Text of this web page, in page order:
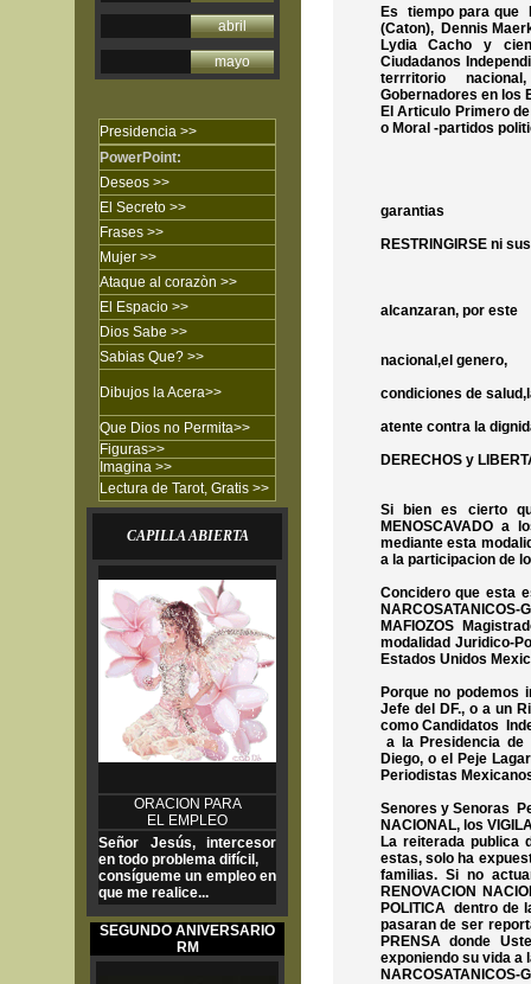
abril
mayo
Presidencia >>
PowerPoint:
Deseos >>
El Secreto >>
Frases >>
Mujer >>
Ataque al corazòn >>
El Espacio >>
Dios Sabe >>
Sabias Que? >>
Dibujos la Acera>>
Que Dios no Permita>>
Figuras>>
Imagina >>
Lectura de Tarot, Gratis >>
CAPILLA ABIERTA
ORACION PARA
EL EMPLEO
Señor Jesús, intercesor
en todo problema difícil,
consígueme un empleo en
que me realice...
SEGUNDO ANIVERSARIO
RM
Es tiempo para que
(Caton), Dennis
Lydia Cacho y
Ciudadanos
terrritorio
Gobernadores en los
El Articulo Primero
o Moral -partidos
garantias
RESTRINGIRSE ni
alcanzaran, por este
nacional,el genero,
condiciones de
atente contra la
DERECHOS y
Si bien es cierto
MENOSCAVADO a
mediante esta
a la participacion de
Concidero que esta
MAFIOZOS
modalidad Juridico-
Estados Unidos
Porque no podemos
Jefe del DF., o a un
como Candidatos
a la Presidencia de
Diego, o el Peje
Periodistas
Senores y Senoras
NACIONAL, los
La reiterada publica
estas, solo ha
familias. Si no
RENOVACION
POLITICA dentro de
pasaran de ser
PRENSA donde
exponiendo su vida a
NARCOSATANICOS-